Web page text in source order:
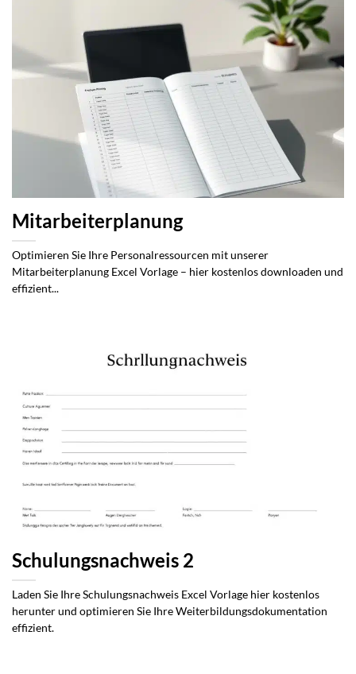
Mitarbeiterplanung
Optimieren Sie Ihre Personalressourcen mit unserer
Mitarbeiterplanung Excel Vorlage – hier kostenlos downloaden und
effizient...
Schulungsnachweis 2
Laden Sie Ihre Schulungsnachweis Excel Vorlage hier kostenlos
herunter und optimieren Sie Ihre Weiterbildungsdokumentation
effizient.